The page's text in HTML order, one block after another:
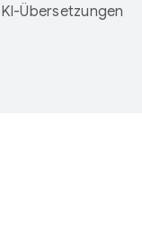
Übersetzungen